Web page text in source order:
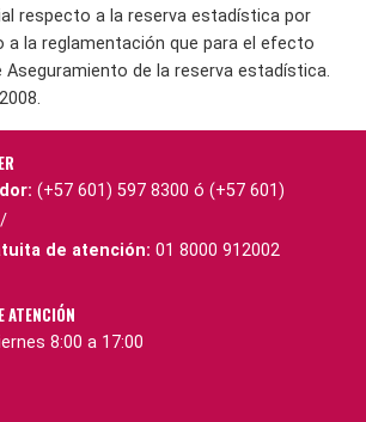
respecto a la reserva estadística por
la reglamentación que para el efecto
Aseguramiento de la reserva estadística.
(+57 601) 597 8300 ó (+57 601)
de atención: 01 8000 912002
ATENCIÓN
8:00 a 17:00